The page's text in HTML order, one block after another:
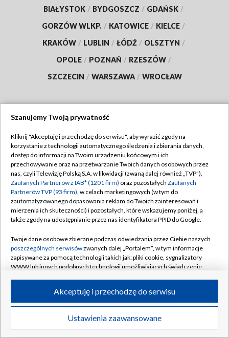
BIAŁYSTOK / BYDGOSZCZ / GDAŃSK /
GORZÓW WLKP. / KATOWICE / KIELCE /
KRAKÓW / LUBLIN / ŁÓDŹ / OLSZTYN /
OPOLE / POZNAŃ / RZESZÓW /
SZCZECIN / WARSZAWA / WROCŁAW
TVP
Abonament TVP
Emisja w TVP
Centrum informacji TVP
Naziemna Telewizja Cyfrowa
Rada Programowa
System NOS
Informacje o nadawcy
Program dla prasy
Ogłoszenie przetargowe
Regulamin TVP
Polityka prywatności
Moje zgody
Pomoc
Kontakt
Kanały
©2026 Telewizja Polska S.A. w likwidacji
Szanujemy Twoją prywatność
Kliknij "Akceptuję i przechodzę do serwisu", aby wyrazić zgody na
korzystanie z technologii automatycznego śledzenia i zbierania danych,
dostęp do informacji na Twoim urządzeniu końcowym i ich
przechowywanie oraz na przetwarzanie Twoich danych osobowych przez
nas, czyli Telewizję Polską S.A. w likwidacji (zwaną dalej również „TVP”),
Zaufanych Partnerów z IAB* (1201 firm) oraz pozostałych Zaufanych
Partnerów TVP (93 firm), w celach marketingowych (w tym do
zautomatyzowanego dopasowania reklam do Twoich zainteresowań i
mierzenia ich skuteczności) i pozostałych, które wskazujemy poniżej, a
także zgody na udostępnianie przez nas identyfikatora PPID do Google.
Twoje dane osobowe zbierane podczas odwiedzania przez Ciebie naszych
poszczególnych serwisówzwanych dalej „Portalem”, w tym informacje
zapisywane za pomocą technologii takich jak: pliki cookie, sygnalizatory
WWW lub innych podobnych technologii umożliwiających świadczenie
ruchu w Internecie.
Twoje dane osobowe zbierane podczas odwiedzania przez Ciebie
poszczególnych serwisówna Portalu, takie jak adresy IP, identyfikatory
Ustawienia zaawansowane
Akceptuję i przechodzę do serwisu